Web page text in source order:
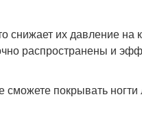
снижает их давление
распространены и
покрывать